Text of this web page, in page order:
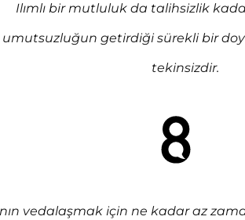
Ilımlı bir mutluluk da talihsizlik kadar
umutsuzluğun getirdiği sürekli bir
tekinsizdir.
vedalaşmak için ne kadar az